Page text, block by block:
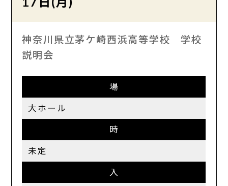
神奈川県立茅ケ崎西浜高等学校 学校
説明会
場
大ホール
時
未定
入